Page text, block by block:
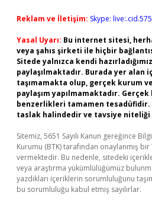
Reklam ve İletişim: Skype:
Yasal Uyarı: Bu internet sitesi,
veya şahıs şirketi ile hiçbir
Sitede yalnızca kendi
paylaşılmaktadır. Burada yer
taşımamakta olup, gerçek kurum
paylaşım yapılmamaktadır.
benzerlikleri tamamen
taslak halindedir ve tavsiye niteliği
Sitemiz, 5651 Sayılı Kanun gereğince
Kurumu (BTK) tarafından onaylanmış bir
vermektedir. Bu nedenle, sitedeki
veya araştırma yükümlülüğümüz
yazdıkları içeriklerin sorumluluğunu
bu sorumluluğu kabul etmiş sayılırlar.